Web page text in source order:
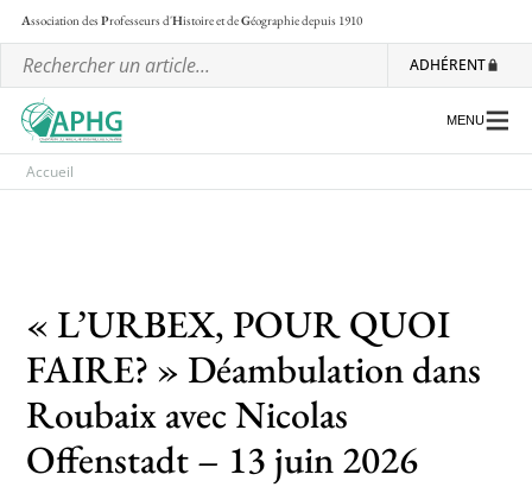
Association desProfesseurs d'Histoire et deGéographiedepuis 1910
ADHÉRENT
Les ateliers nationaux
Communiqués et motions
Lettre d’information de l’APHG
L’APHG dans la presse
MENU
Accueil
« L’URBEX, POUR QUOI
FAIRE? » Déambulation dans
Roubaix avec Nicolas
Offenstadt – 13 juin 2026